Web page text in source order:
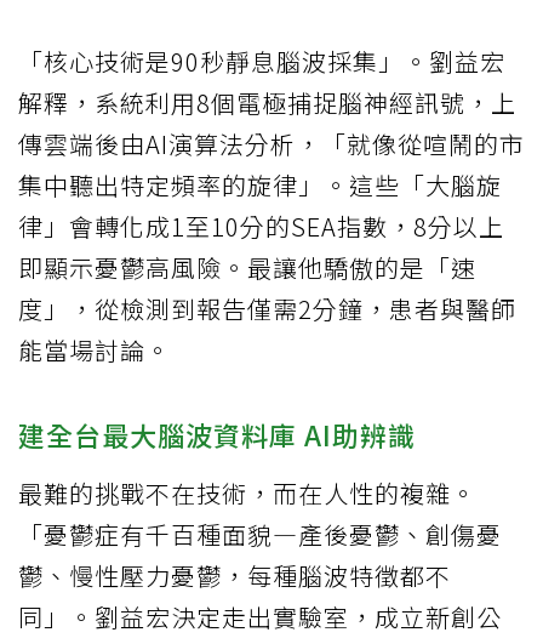
「核心技術是90秒靜息腦波採集」。劉益宏
解釋，系統利用8個電極捕捉腦神經訊號，上
傳雲端後由AI演算法分析，「就像從喧鬧的市
集中聽出特定頻率的旋律」。這些「大腦旋
律」會轉化成1至10分的SEA指數，8分以上
即顯示憂鬱高風險。最讓他驕傲的是「速
度」，從檢測到報告僅需2分鐘，患者與醫師
能當場討論。
建全台最大腦波資料庫 AI助辨識
最難的挑戰不在技術，而在人性的複雜。
「憂鬱症有千百種面貌—產後憂鬱、創傷憂
鬱、慢性壓力憂鬱，每種腦波特徵都不
同」。劉益宏決定走出實驗室，成立新創公